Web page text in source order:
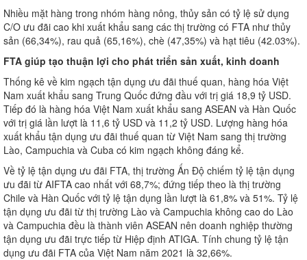
Nhiều mặt hàng trong nhóm hàng nông, thủy sản có tỷ lệ sử dụng
C/O ưu đãi cao khi xuất khẩu sang các thị trường có FTA như thủy
sản (66,34%), rau quả (65,16%), chè (47,35%) và hạt tiêu (42.03%).
FTA giúp tạo thuận lợi cho phát triển sản xuất, kinh doanh
Thống kê về kim ngạch tận dụng ưu đãi thuế quan, hàng hóa Việt
Nam xuất khẩu sang Trung Quốc đứng đầu với trị giá 18,9 tỷ USD.
Tiếp đó là hàng hóa Việt Nam xuất khẩu sang ASEAN và Hàn Quốc
với trị giá lần lượt là 11,6 tỷ USD và 11,2 tỷ USD. Lượng hàng hóa
xuất khẩu tận dụng ưu đãi thuế quan từ Việt Nam sang thị trường
Lào, Campuchia và Cuba có kim ngạch không đáng kể.
Về tỷ lệ tận dụng ưu đãi FTA, thị trường Ấn Độ chiếm tỷ lệ tận dụng
ưu đãi từ AIFTA cao nhất với 68,7%; đứng tiếp theo là thị trường
Chile và Hàn Quốc với tỷ lệ tận dụng lần lượt là 61,8% và 51%. Tỷ lệ
tận dụng ưu đãi từ thị trường Lào và Campuchia không cao do Lào
và Campuchia đều là thành viên ASEAN nên doanh nghiệp thường
tận dụng ưu đãi trực tiếp từ Hiệp định ATIGA. Tính chung tỷ lệ tận
dụng ưu đãi FTA của Việt Nam năm 2021 là 32,66%.